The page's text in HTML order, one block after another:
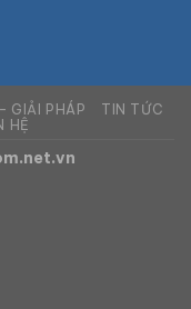
GIẢI PHÁP
TIN TỨC
HỆ